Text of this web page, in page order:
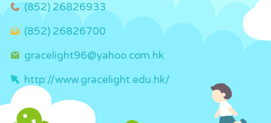
(852) 26826933
(852) 26826700
gracelight96@yahoo.com.hk
http://www.gracelight.edu.hk/